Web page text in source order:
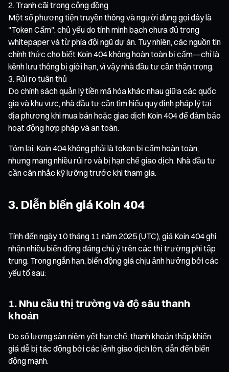
Tranh cãi trong cộng đồng
Một số phương tiện truyền thông và người dùng gọi đây là
"Token Cấm", chủ yếu do tính minh bạch chưa đủ trong
whitepaper và từ phía đội ngũ dự án. Tuy nhiên, các nguồn tin
chính thức cho biết Koin 404 không hoàn toàn bị cấm—chỉ là
kênh lưu thông bị giới hạn, vì vậy nhà đầu tư cần thận trọng.
Rủi ro tuân thủ
Do chính sách quản lý tiền mã hóa khác nhau giữa các quốc
gia và khu vực, nhà đầu tư cần tìm hiểu quy định pháp lý tại
địa phương khi mua bán hoặc giao dịch Koin 404 để đảm bảo
hoạt động hợp pháp và an toàn.
Tóm lại, Koin 404 không phải là token bị cấm hoàn toàn,
nhưng mang nhiều rủi ro và bị hạn chế giao dịch. Nhà đầu tư
cần cân nhắc kỹ lưỡng trước khi tham gia.
3. Diễn biến giá Koin 404
Tính đến ngày 10 tháng 11 năm 2025 (UTC), giá Koin 404 ghi
nhận nhiều biến động đáng chú ý trên các thị trường phi tập
trung. Trong ngắn hạn, biến động giá chịu ảnh hưởng bởi các
yếu tố sau:
1. Nhu cầu thị trường và độ sâu thanh
khoản
Do số lượng sàn niêm yết hạn chế, thanh khoản thấp khiến
giá dễ bị tác động bởi các lệnh giao dịch lớn, dẫn đến biến
động mạnh.